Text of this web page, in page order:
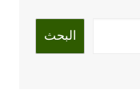
البحث